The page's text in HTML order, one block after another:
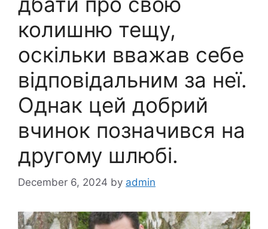
колишню тещу,
оскільки вважав себе
відповідальним за неї.
Однак цей добрий
вчинок позначився на
другому шлюбі.
December 6, 2024 by admin